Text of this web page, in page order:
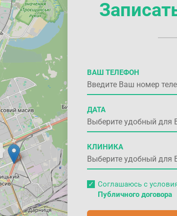
ВАШ ТЕЛЕФОН
ДАТА
КЛИНИКА
Соглашаюсь с
Публичного договора